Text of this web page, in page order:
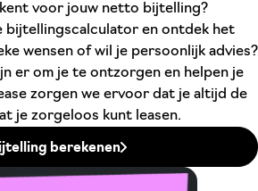
voor jouw netto bijtelling?
bijtellingscalculator en ontdek het
wensen of wil je persoonlijk advies?
er om je te ontzorgen en helpen je
zorgen we ervoor dat je altijd de
je zorgeloos kunt leasen.
berekenen